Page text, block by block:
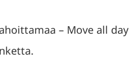
– Move all day